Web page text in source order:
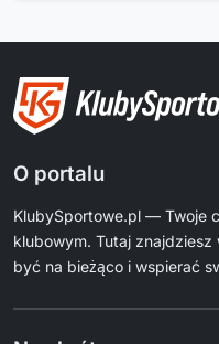
O portalu
KlubySportowe.pl — Twoje
klubowym. Tutaj
być na bieżąco i wspierać